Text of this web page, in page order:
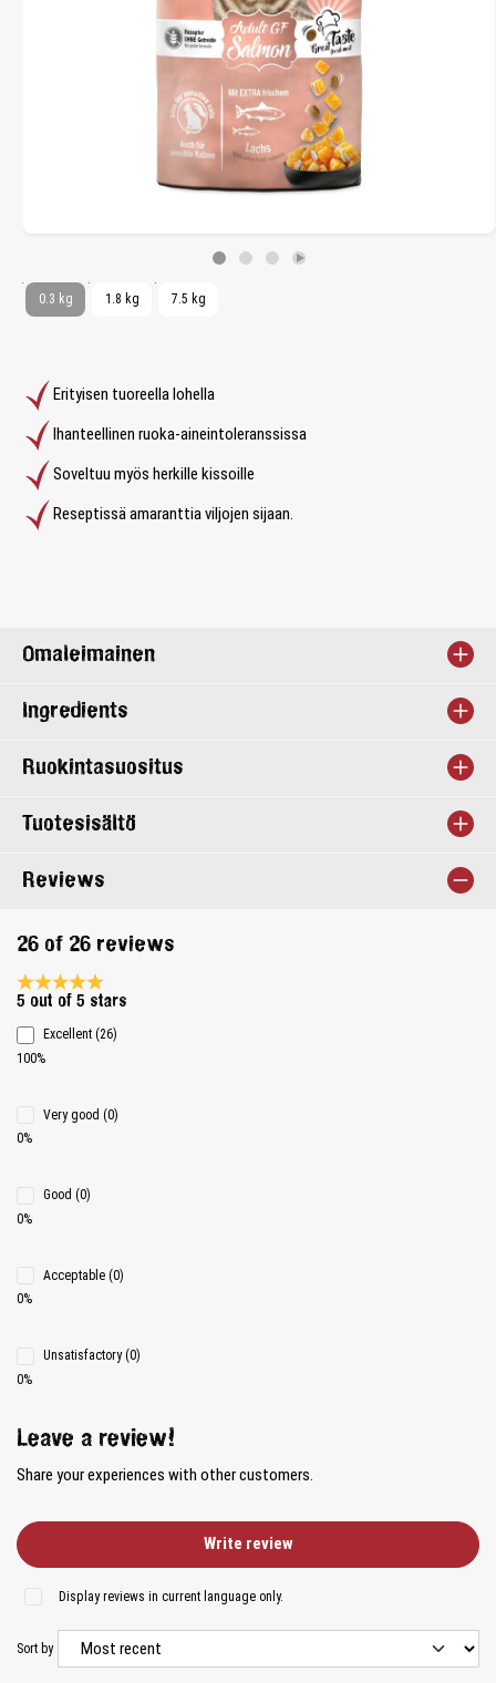
Erityisen tuoreella lohella
Ihanteellinen ruoka-aineintoleranssissa
Soveltuu myös herkille kissoille
Reseptissä amaranttia viljojen sijaan.
0.3 kg 1.8 kg 7.5 kg
Omaleimainen
Ingredients
Ruokintasuositus
Tuotesisältö
Reviews
26 of 26 reviews
Average rating 5 of 5 Stars
5 out of 5 stars
Excellent (26)
100%
Very good (0)
0%
Good (0)
0%
Acceptable (0)
0%
Unsatisfactory (0)
0%
Leave a review!
Share your experiences with other customers.
Write review
Display reviews in current language only.
Sort by